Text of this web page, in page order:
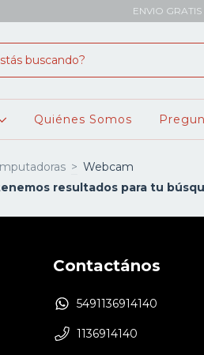
ENVIO
Quiénes Somos
> Webcam
resultados para tu
Contactános
5491136914140
1136914140